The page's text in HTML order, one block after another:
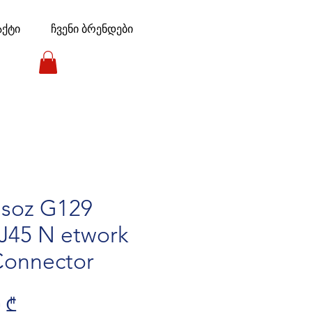
ჩვენი ბრენდები
G129
N etwork
Price
₾Sale Price